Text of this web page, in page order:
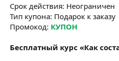
Срок действия: Неограничен
Тип купона: Подарок к заказу
Промокод: КУПОН
Бесплатный курс «Как